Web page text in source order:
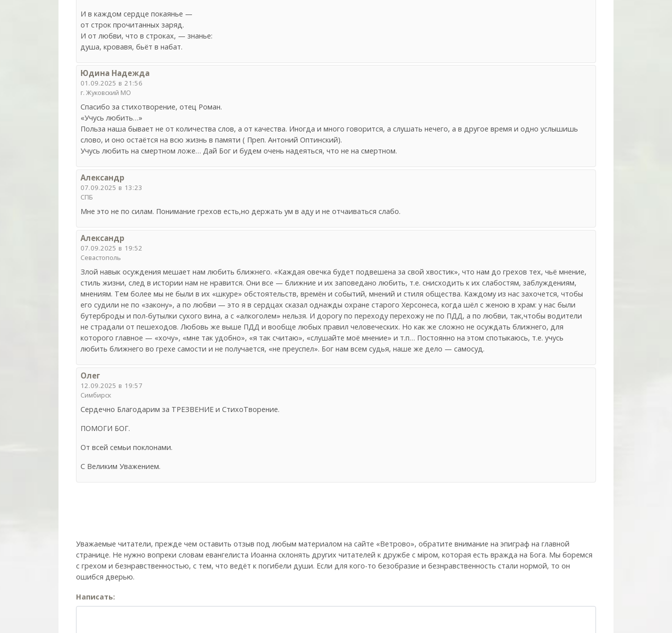
И в каждом сердце покаянье —
от строк прочитанных заряд.
И от любви, что в строках, — знанье:
душа, кровавя, бьёт в набат.
Юдина Надежда
01.09.2025 в 21:56
г. Жуковский МО
Спасибо за стихотворение, отец Роман.
«Учусь любить…»
Польза наша бывает не от количества слов, а от качества. Иногда и много говорится, а слушать нечего, а в другое время и одно услышишь
слово, и оно остаётся на всю жизнь в памяти ( Преп. Антоний Оптинский).
Учусь любить на смертном ложе… Дай Бог и будем очень надеяться, что не на смертном.
Александр
07.09.2025 в 13:23
СПБ
Мне это не по силам. Понимание грехов есть,но держать ум в аду и не отчаиваться слабо.
Александр
07.09.2025 в 19:52
Севастополь
Злой навык осуждения мешает нам любить ближнего. «Каждая овечка будет подвешена за свой хвостик», что нам до грехов тех, чьё мнение,
стиль жизни, след в истории нам не нравится. Они все — ближние и их заповедано любить, т.е. снисходить к их слабостям, заблуждениям,
мнениям. Тем более мы не были в их «шкуре» обстоятельств, времён и событий, мнений и стиля общества. Каждому из нас захочется, чтобы
его судили не по «закону», а по любви — это я в сердцах сказал однажды охране старого Херсонеса, когда шёл с женою в храм: у нас были
бутерброды и пол-бутылки сухого вина, а с «алкоголем» нельзя. И дорогу по переходу перехожу не по ПДД, а по любви, так,чтобы водители
не страдали от пешеходов. Любовь же выше ПДД и вообще любых правил человеческих. Но как же сложно не осуждать ближнего, для
которого главное — «хочу», «мне так удобно», «я так считаю», «слушайте моё мнение» и т.п… Постоянно на этом спотыкаюсь, т.е. учусь
любить ближнего во грехе самости и не получается, «не преуспел». Бог нам всем судья, наше же дело — самосуд.
Олег
12.09.2025 в 19:57
Симбирск
Сердечно Благодарим за ТРЕЗВЕНИЕ и СтихоТворение.
ПОМОГИ БОГ.
От всей семьи поклонами.
С Великим Уважением.
Уважаемые читатели, прежде чем оставить отзыв под любым материалом на сайте «Ветрово», обратите внимание на эпиграф на главной
странице. Не нужно вопреки словам евангелиста Иоанна склонять других читателей к дружбе с мiром, которая есть вражда на Бога. Мы боремся
с грехом и без­нрав­ствен­ностью, с тем, что ведёт к погибели души. Если для кого-то безобразие и безнравственность стали нормой, то он
ошибся дверью.
Написать: